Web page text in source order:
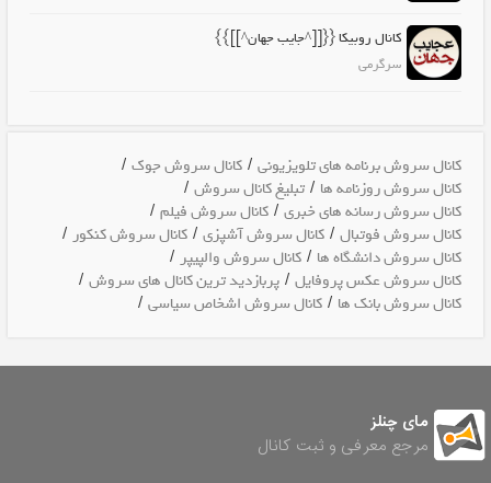
کانال روبیکا {{[[^جایب جهان^]]}}
سرگرمی
کانال سروش برنامه های تلویزیونی /کانال سروش جوک /
کانال سروش روزنامه ها /تبلیغ کانال سروش /
کانال سروش رسانه های خبری /کانال سروش فیلم /
کانال سروش فوتبال /کانال سروش آشپزی /کانال سروش کنکور /
کانال سروش دانشگاه ها /کانال سروش والپیپر /
کانال سروش عکس پروفایل /پربازدید ترین کانال های سروش /
کانال سروش بانک ها /کانال سروش اشخاص سیاسی /
مای چنلز
مرجع معرفی و ثبت کانال